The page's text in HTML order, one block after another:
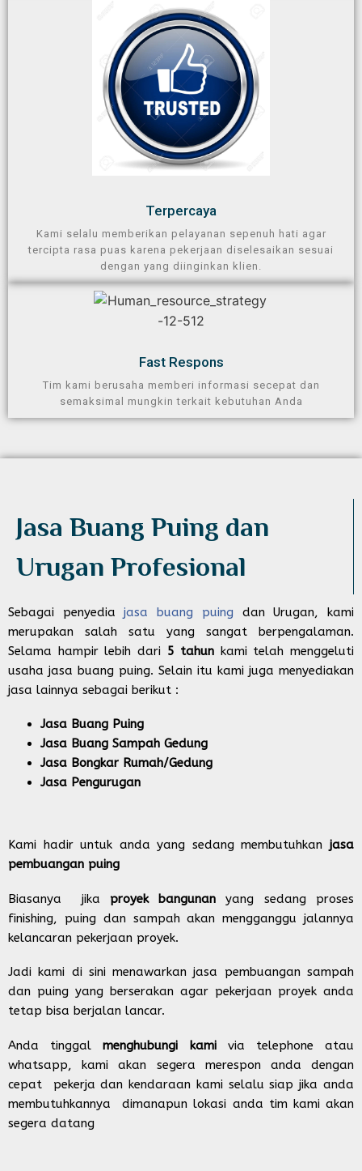
Terpercaya​
Kami selalu memberikan pelayanan sepenuh hati agar
tercipta rasa puas karena pekerjaan diselesaikan sesuai
dengan yang diinginkan klien.
Fast Respons
Tim kami berusaha memberi informasi secepat dan
semaksimal mungkin terkait kebutuhan Anda
Jasa Buang Puing dan
Urugan Profesional​
Sebagai penyediajasa buang puing dan Urugan, kami
merupakan salah satu yang sangat berpengalaman.
Selama hampir lebih dari 5 tahun kami telah menggeluti
usaha jasa buang puing. Selain itu kami juga menyediakan
jasa lainnya sebagai berikut :
Jasa Buang Puing
Jasa Buang Sampah Gedung
Jasa Bongkar Rumah/Gedung
Jasa Pengurugan
Kami hadir untuk anda yang sedang membutuhkan jasa
pembuangan puing
Biasanya jika proyek bangunanyang sedang proses
finishing, puing dan sampah akan mengganggu jalannya
kelancaran pekerjaan proyek.
Jadi kami di sini menawarkan jasa pembuangan sampah
dan puing yang berserakan agar pekerjaan proyek anda
tetap bisa berjalan lancar.
Anda tinggalmenghubungi kamivia telephone atau
whatsapp, kami akan segera merespon anda dengan
cepat pekerja dan kendaraan kami selalu siap jika anda
membutuhkannya dimanapun lokasi anda tim kami akan
segera datang